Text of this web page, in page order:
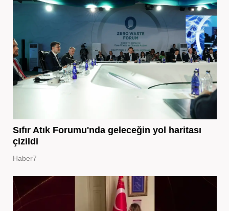
Sıfır Atık Forumu'nda geleceğin yol haritası
çizildi
Haber7